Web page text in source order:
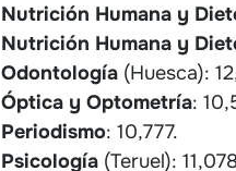
Nutrición Humana y
Nutrición Humana y
Odontología (Huesca):
Óptica y Optometría:
Periodismo: 10,777.
Psicología (Teruel):